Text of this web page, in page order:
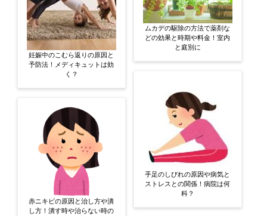
妊娠中のこむら返りの原因と
予防法！メディキュットは効
く？
赤ニキビの原因と治し方や潰
し方！潰す時や治らない時の
ムカデの駆除の方法で薬剤な
どの効果と時期や料金！室内
と庭別に
手足のしびれの原因や病気と
ストレスとの関係！病院は何
科？